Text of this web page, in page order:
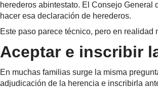
herederos abintestato. El Consejo
hacer esa declaración de herederos.
Este paso parece técnico, pero en
Aceptar e inscribir
En muchas familias surge la misma
adjudicación de la herencia e inscribirla